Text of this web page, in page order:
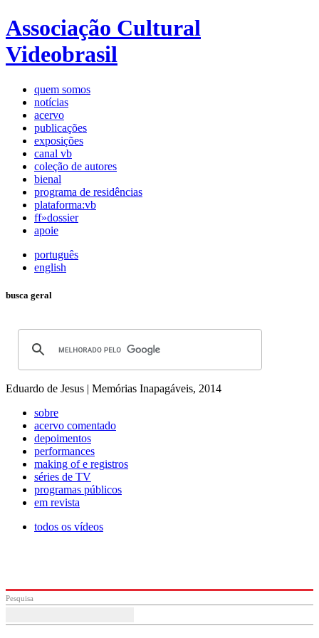
Associação Cultural
Videobrasil
quem somos
notícias
acervo
publicações
exposições
canal vb
coleção de autores
bienal
programa de residências
plataforma:vb
ff»dossier
apoie
português
english
busca geral
Eduardo de Jesus | Memórias Inapagáveis, 2014
sobre
acervo comentado
depoimentos
performances
making of e registros
séries de TV
programas públicos
em revista
todos os vídeos
Pesquisa